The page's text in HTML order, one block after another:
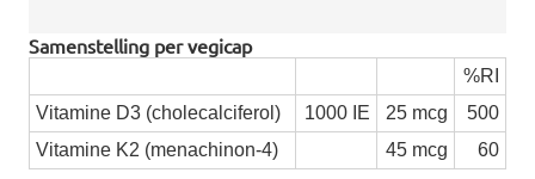
Samenstelling per vegicap
%RI
Vitamine D3 (cholecalciferol)
1000 IE 25 mcg
500
Vitamine K2 (menachinon-4)
45 mcg 60